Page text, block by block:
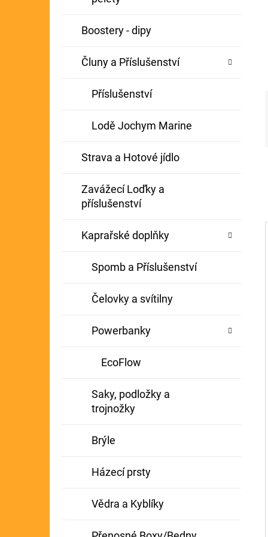
Boostery - dipy
Čluny a Příslušenství
Příslušenství
Lodě Jochym Marine
Strava a Hotové jídlo
Zavážecí Loďky a
příslušenství
Kaprařské doplňky
Spomb a Příslušenství
Čelovky a svítilny
Powerbanky
EcoFlow
Saky, podložky a
trojnožky
Brýle
Házecí prsty
Vědra a Kyblíky
BOILIE RIG PLUS 25LB
Původně: 79 Kč